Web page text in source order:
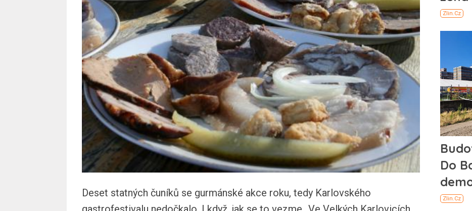
Deset statných čuníků se gurmánské akce roku, tedy Karlovského